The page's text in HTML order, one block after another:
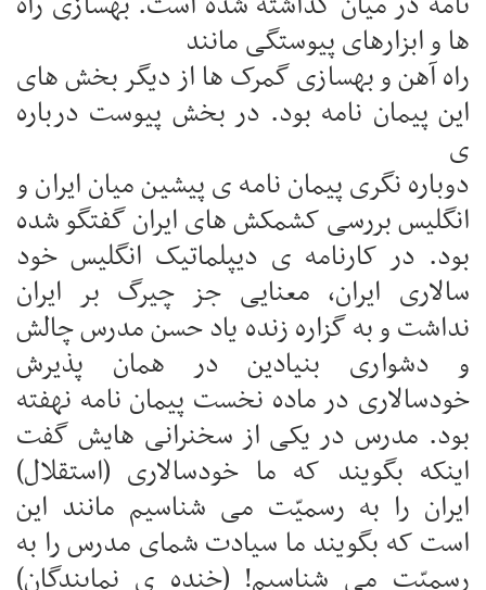
ها و ابزارهای پیوستگی مانند
راه آهن و بهسازی گمرک ها از دیگر بخش های
این پیمان نامه بود. در بخش پیوست درباره
ی
دوباره نگری پیمان نامه ی پیشین میان ایران و
انگلیس بررسی کشمکش های ایران گفتگو شده
بود. در کارنامه ی دیپلماتیک انگلیس خود
سالاری ایران، معنایی جز چیرگ بر ایران
نداشت و به گزاره زنده یاد حسن مدرس چالش
و دشواری بنیادین در همان پذیرش
خودسالاری در ماده نخست پیمان نامه نهفته
بود. مدرس در یکی از سخنرانی هایش گفت
اینکه بگویند که ما خودسالاری (استقلال)
ایران را به رسمیّت می شناسیم مانند این
است که بگویند ما سیادت شمای مدرس را به
رسمیّت می شناسیم! (خنده ی نمایندگان)